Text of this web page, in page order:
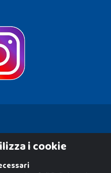
i cookie